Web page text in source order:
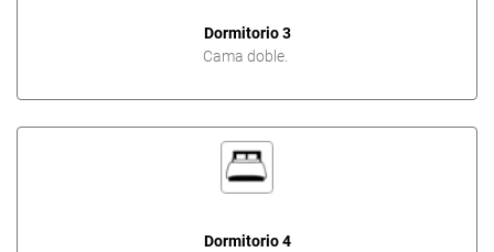
Dormitorio 3
Cama doble.
Dormitorio 4